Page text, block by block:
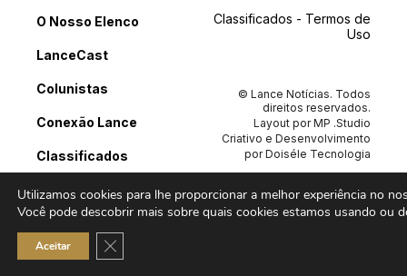
O Nosso Elenco
LanceCast
Colunistas
Conexão Lance
Classificados
Contato
Classificados - Termos de
Uso
© Lance Notícias. Todos
direitos reservados.
Layout porMP .Studio
Criativo e Desenvolvimento
porDoiséle Tecnologia
Utilizamos cookies para lhe proporcionar a melhor experiência no
Você pode descobrir mais sobre quais cookies estamos usando ou
Aceitar Close GDPR Cookie Banner